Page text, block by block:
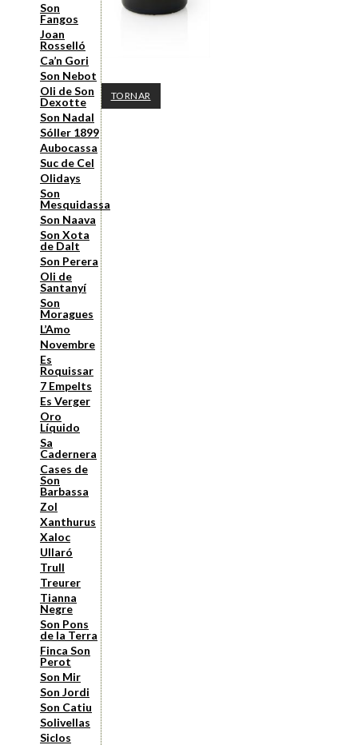
Son
Fangos
Joan
Rosselló
Ca’n Gori
Son Nebot
Oli de Son
Dexotte
Son Nadal
Sóller 1899
Aubocassa
Suc de Cel
Olidays
Son
Mesquidassa
Son Naava
Son Xota
de Dalt
Son Perera
Oli de
Santanyí
Son
Moragues
L’Amo
Novembre
Es
Roquissar
7 Empelts
Es Verger
Oro
Líquido
Sa
Cadernera
Cases de
Son
Barbassa
Zol
Xanthurus
Xaloc
Ullaró
Trull
Treurer
Tianna
Negre
Son Pons
de la Terra
Finca Son
Perot
Son Mir
Son Jordi
Son Catiu
Solivellas
Siclos
TORNAR